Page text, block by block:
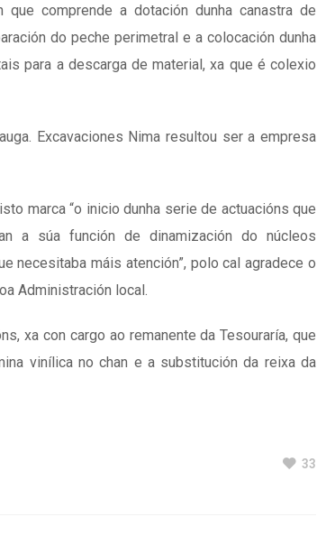
comprende a dotación dunha canastra de
do peche perimetral e a colocación dunha
para a descarga de material, xa que é colexio
Excavaciones Nima resultou ser a empresa
marca “o inicio dunha serie de actuacións que
a súa función de dinamización do núcleos
necesitaba máis atención”, polo cal agradece o
Administración local.
xa con cargo ao remanente da Tesouraría, que
vinílica no chan e a substitución da reixa da
33